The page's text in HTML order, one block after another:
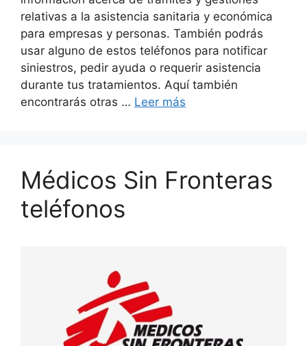
relativas a la asistencia sanitaria y económica
para empresas y personas. También podrás
usar alguno de estos teléfonos para notificar
siniestros, pedir ayuda o requerir asistencia
durante tus tratamientos. Aquí también
encontrarás otras … Leer más
Médicos Sin Fronteras
teléfonos